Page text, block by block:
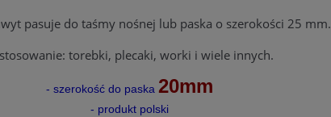
ewentualnych kosztów
pasuje do taśmy nośnej lub paska o szerokości 25 mm.
torebki, plecaki, worki i wiele innych.
- szerokość do paska 20mm
- produkt polski